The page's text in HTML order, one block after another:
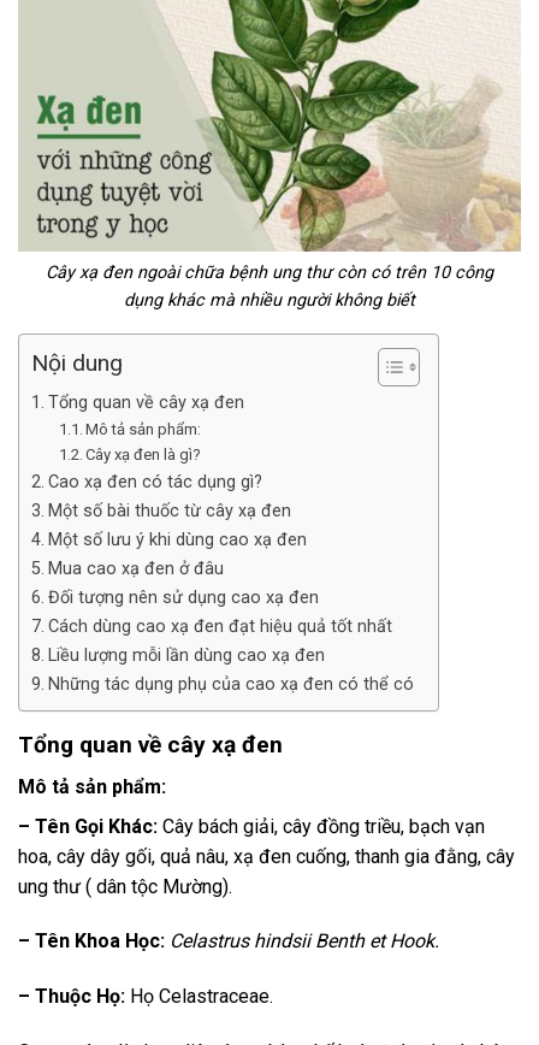
Cây xạ đen ngoài chữa bệnh ung thư còn có trên 10 công
dụng khác mà nhiều người không biết
Nội dung
Tổng quan về cây xạ đen
Mô tả sản phẩm:
Cây xạ đen là gì?
Cao xạ đen có tác dụng gì?
Một số bài thuốc từ cây xạ đen
Một số lưu ý khi dùng cao xạ đen
Mua cao xạ đen ở đâu
Đối tượng nên sử dụng cao xạ đen
Cách dùng cao xạ đen đạt hiệu quả tốt nhất
Liều lượng mỗi lần dùng cao xạ đen
Những tác dụng phụ của cao xạ đen có thể có
Tổng quan về cây xạ đen
Mô tả sản phẩm:
– Tên Gọi Khác: Cây bách giải, cây đồng triều, bạch vạn
hoa, cây dây gối, quả nâu, xạ đen cuống, thanh gia đằng, cây
ung thư ( dân tộc Mường).
– Tên Khoa Học: Celastrus hindsii Benth et Hook.
– Thuộc Họ: Họ Celastraceae.